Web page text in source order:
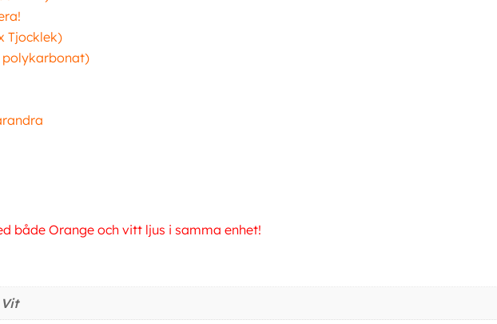
Tjocklek)
polykarbonat)
både Orange och vitt ljus i samma enhet!